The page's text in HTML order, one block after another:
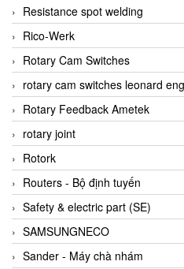
Bopp & Reuther Messtechnik
Bosch
Boydcorp
BRAUN Vietnam
Brinkmann Pumpen
BRONKHORST
Brook Instrument
Brooks Instrument Vietnam
Buhler
BURLING INSTRUMENTS
Burster
Resistance spot welding
Rico-Werk
Rotary Cam Switches
rotary cam switches leonard
Rotary Feedback Ametek
rotary joint
Rotork
Routers - Bộ định tuyến
Safety & electric part (SE)
SAMSUNGNECO
Sander - Máy chà nhám